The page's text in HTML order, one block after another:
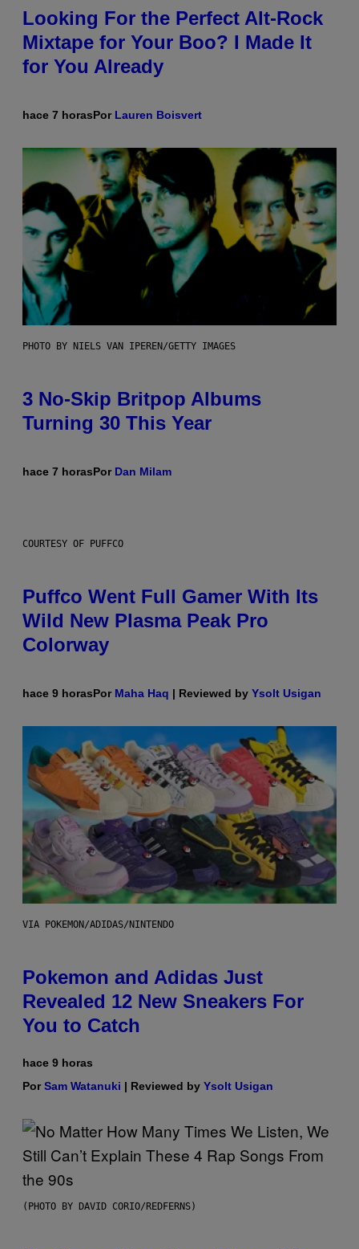
Looking For the Perfect Alt-Rock
Mixtape for Your Boo? I Made It
for You Already
hace 7 horasPor Lauren Boisvert
PHOTO BY NIELS VAN IPEREN/GETTY IMAGES
3 No-Skip Britpop Albums
Turning 30 This Year
hace 7 horasPor Dan Milam
COURTESY OF PUFFCO
Puffco Went Full Gamer With Its
Wild New Plasma Peak Pro
Colorway
hace 9 horasPor Maha Haq | Reviewed by Ysolt Usigan
VIA POKEMON/ADIDAS/NINTENDO
Pokemon and Adidas Just
Revealed 12 New Sneakers For
You to Catch
hace 9 horas
PorSam Watanuki | Reviewed by Ysolt Usigan
(PHOTO BY DAVID CORIO/REDFERNS)